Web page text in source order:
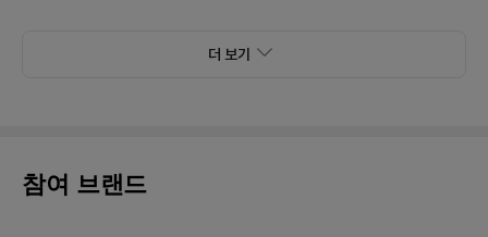
더 보기
참여 브랜드